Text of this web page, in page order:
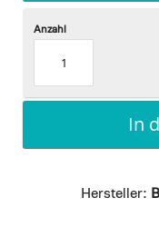
Anzahl
In
Hersteller: